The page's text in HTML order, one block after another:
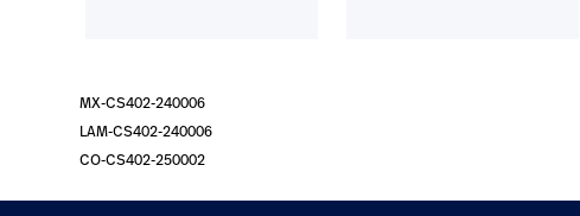
MX-CS402-240006
LAM-CS402-240006
CO-CS402-250002